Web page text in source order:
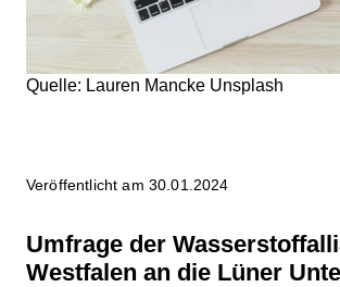
Quelle: Lauren Mancke Unsplash
Veröffentlicht am 30.01.2024
Umfrage der
Westfalen an die Lüner